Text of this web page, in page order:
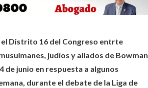
el Distrito 16 del Congreso entrte
judíos y aliados de Bowman
de junio en respuesta a algunos
durante el debate de la Liga de